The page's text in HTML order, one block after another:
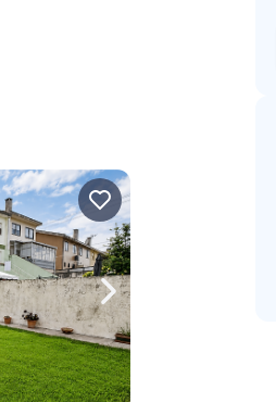
Nach rechts navigieren